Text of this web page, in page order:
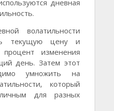
дневная
волатильности
текущую цену и
изменения
день. Затем этот
умножить на
который
для разных